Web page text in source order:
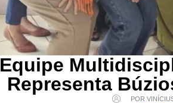
Equipe
Representa
POR